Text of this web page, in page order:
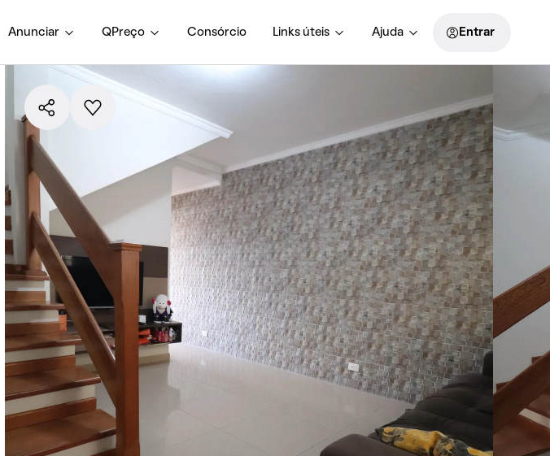
Anunciar QPreço Consórcio Links úteis Ajuda Entrar